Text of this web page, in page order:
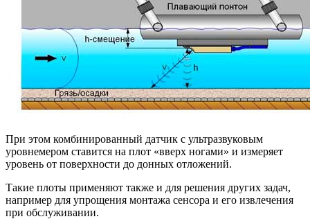
При этом комбинированный датчик с ультразвуковым
уровнемером ставится на плот «вверх ногами» и измеряет
уровень от поверхности до донных отложений.
Такие плоты применяют также и для решения других задач,
например для упрощения монтажа сенсора и его извлечения
при обслуживании.